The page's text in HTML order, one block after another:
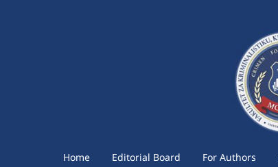
Home Editorial Board For Authors